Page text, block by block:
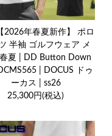
【2026年春夏新作】 ポロ
半袖 ゴルフウェア メ
夏 | DD Button Down
| DOCUS ドゥ
ーカス | ss26
25,300円(税込)